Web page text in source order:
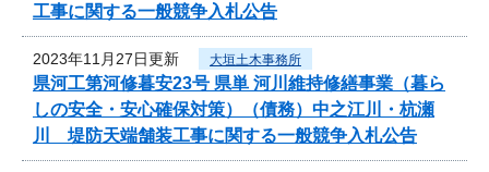
工事に関する一般競争入札公告
2023年11月27日更新 大垣土木事務所
県河工第河修暮安23号 県単 河川維持修繕事業（暮ら
しの安全・安心確保対策）（債務）中之江川・杭瀬
川 堤防天端舗装工事に関する一般競争入札公告